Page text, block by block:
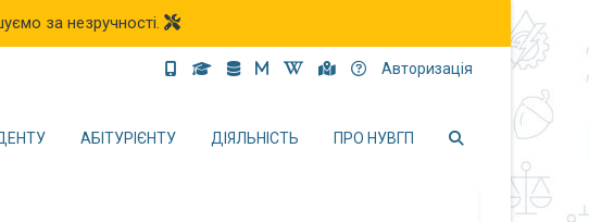
за незручності.
Авторизація
АБІТУРІЄНТУ ДІЯЛЬНІСТЬ ПРО НУВГП